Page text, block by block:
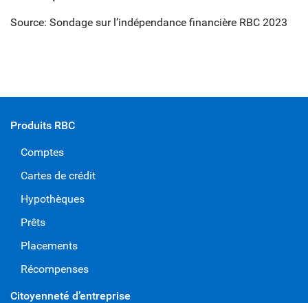
Source: Sondage sur l’indépendance financière RBC 2023
Produits RBC
Comptes
Cartes de crédit
Hypothèques
Prêts
Placements
Récompenses
Citoyenneté d’entreprise